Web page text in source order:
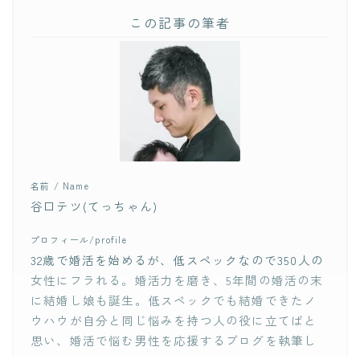
この記事の筆者
名前 / Name
谷口テツ(てっちゃん)
プロフィール/profile
32歳で婚活を始めるが、低スペックなので350人の
女性にフラれる。婚活力を磨き、5年間の婚活の末
に結婚し娘も誕生。低スペックでも結婚できたノ
ウハウが自分と同じ悩みを持つ人の役に立てばと
思い、婚活で悩む男性を応援するブログを執筆し